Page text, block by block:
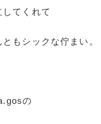
してくれて
ともシックな佇まい。
の